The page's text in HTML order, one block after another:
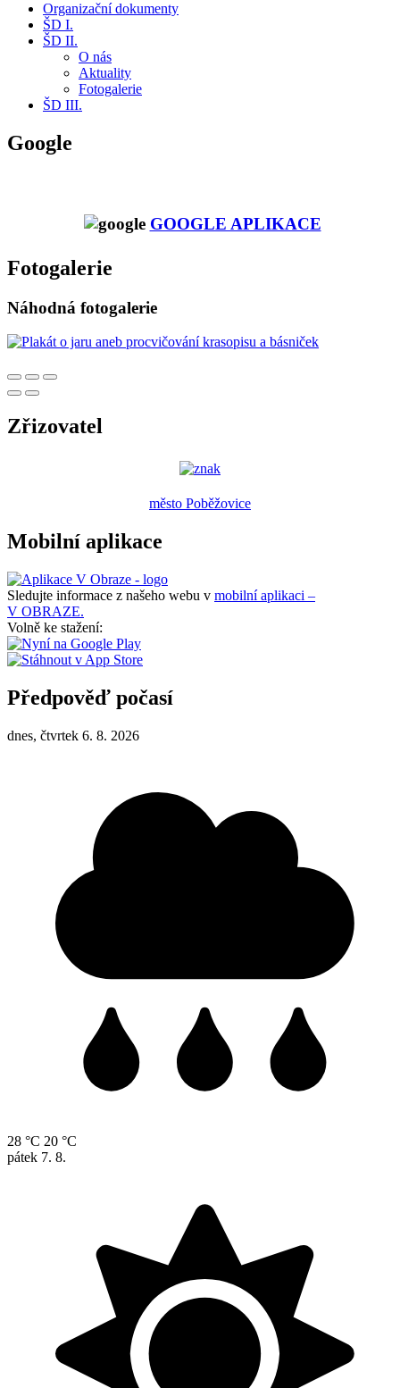
Organizační dokumenty
ŠD I.
ŠD II.
O nás
Aktuality
Fotogalerie
ŠD III.
Google
GOOGLE APLIKACE
Fotogalerie
Náhodná fotogalerie
Zřizovatel
město Poběžovice
Mobilní aplikace
Sledujte informace z našeho webu v mobilní aplikaci –
V OBRAZE.
Volně ke stažení:
Předpověď počasí
dnes, čtvrtek 6. 8. 2026
28 °C 20 °C
pátek 7. 8.